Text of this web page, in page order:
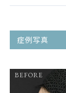
症例写真
BEFORE